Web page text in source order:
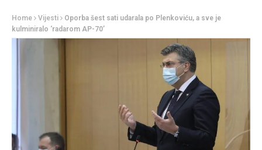
Home Vijesti
Oporba šest sati udarala po Plenkoviću, a sve je
kulminiralo ‘radarom AP-70’